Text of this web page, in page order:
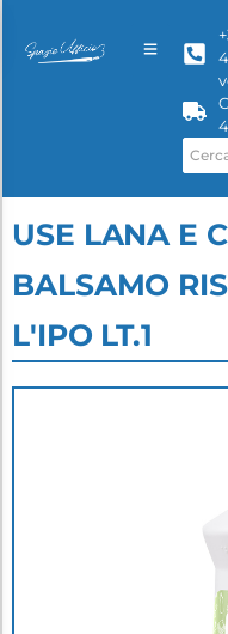
USE LANA E
BALSAMO
L'IPO LT.1